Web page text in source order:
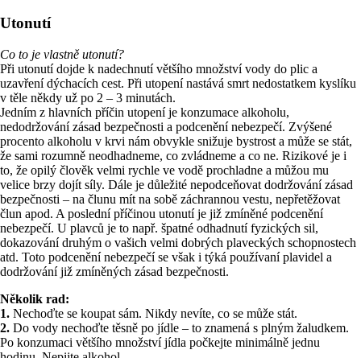
Utonutí
Co to je vlastně utonutí?
Při utonutí dojde k nadechnutí většího množství vody do plic a
uzavření dýchacích cest. Při utopení nastává smrt nedostatkem kyslíku
v těle někdy už po 2 – 3 minutách.
Jedním z hlavních příčin utopení je konzumace alkoholu,
nedodržování zásad bezpečnosti a podcenění nebezpečí. Zvýšené
procento alkoholu v krvi nám obvykle snižuje bystrost a může se stát,
že sami rozumně neodhadneme, co zvládneme a co ne. Rizikové je i
to, že opilý člověk velmi rychle ve vodě prochladne a můžou mu
velice brzy dojít síly. Dále je důležité nepodceňovat dodržování zásad
bezpečnosti – na člunu mít na sobě záchrannou vestu, nepřetěžovat
člun apod. A poslední příčinou utonutí je již zmíněné podcenění
nebezpečí. U plavců je to např. špatné odhadnutí fyzických sil,
dokazování druhým o vašich velmi dobrých plaveckých schopnostech
atd. Toto podcenění nebezpečí se však i týká používaní plavidel a
dodržování již zmíněných zásad bezpečnosti.
Několik rad:
1. Nechoďte se koupat sám. Nikdy nevíte, co se může stát.
2. Do vody nechoďte těsně po jídle – to znamená s plným žaludkem.
Po konzumaci většího množství jídla počkejte minimálně jednu